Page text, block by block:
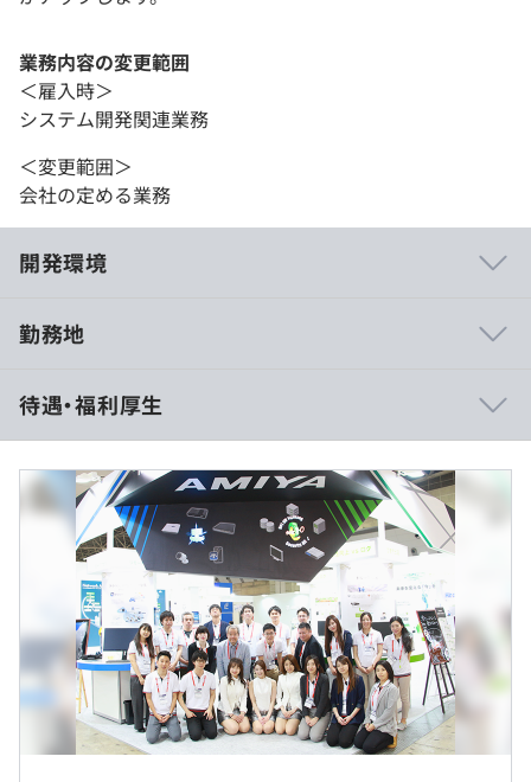
業務内容の変更範囲
＜雇入時＞
システム開発関連業務
＜変更範囲＞
会社の定める業務
開発環境
な雰囲気で開発できます。
受託開発とは違い、開発スケジュールも余裕を持って計画
します。過度な残業や休日出勤はまずありません。
製品仕様や実装方式も自分たちで決められ、モノ作りの楽
しさが味わえます。
◆国内シェアNo.1の国産SIEM『ALog』
サーバ／DB／クラウド／ネットワーク機器など多様なロ
グを統合収集・相関分析し、サイバー攻撃や内部不正を検
知、ダッシュボードで可視化します。ログを“ふるまい”へ
変換する独自エンジンと独自AIによる異常検知で特許を取
勤務地
待遇・福利厚生
年俸制 ※経験・能力を考慮の上、当社規定により決
◆フレックス制 (コアタイム10:00～16:00)
年棒 ：5,000,400～6,063,000円
月給 ：416,700～505,250円
基本給 ：335,890～407,200円
固定残業代：80,810～98,050円 ※30時間分含む